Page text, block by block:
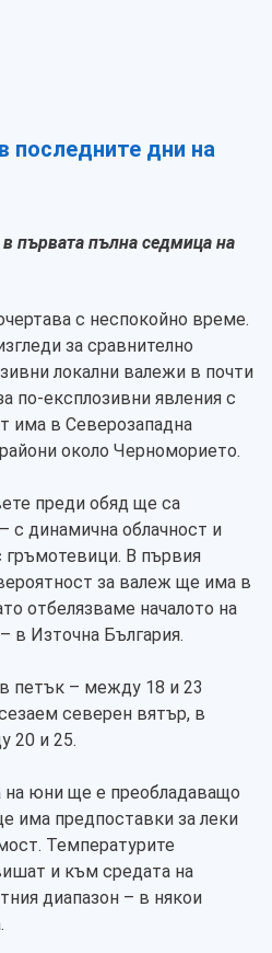
последните дни на
първата пълна седмица на
с неспокойно време.
за сравнително
локални валежи в почти
по-експлозивни явления с
има в Северозападна
около Черноморието.
преди обяд ще са
с динамична облачност и
гръмотевици. В първия
за валеж ще има в
отбелязваме началото на
в Източна България.
петък – между 18 и 23
северен вятър, в
20 и 25.
юни ще е преобладаващо
има предпоставки за леки
Температурите
и към средата на
диапазон – в някои